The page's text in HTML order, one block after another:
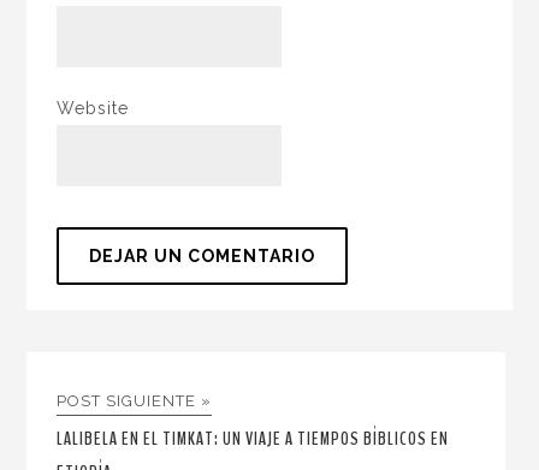
Website
POST SIGUIENTE »
LALIBELA EN EL TIMKAT: UN VIAJE A TIEMPOS BÍBLICOS EN